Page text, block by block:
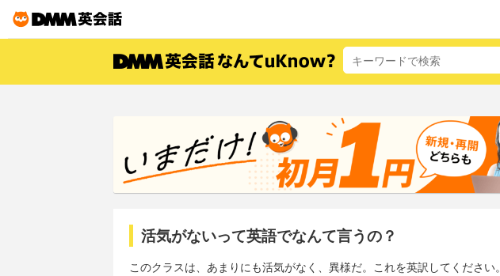
活気がないって英語でなんて言うの？
このクラスは、あまりにも活気がなく、異様だ。これを英訳してください。